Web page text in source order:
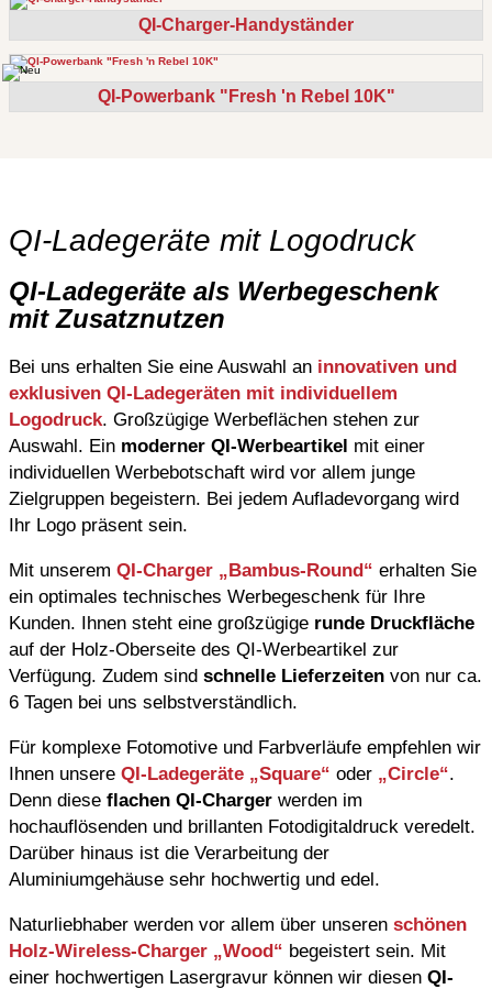
QI-Charger-Handyständer
QI-Powerbank "Fresh 'n Rebel 10K"
QI-Ladegeräte mit Logodruck
QI-Ladegeräte als Werbegeschenk
mit Zusatznutzen
Bei uns erhalten Sie eine Auswahl an innovativen und
exklusiven QI-Ladegeräten mit individuellem
Logodruck. Großzügige Werbeflächen stehen zur
Auswahl. Ein moderner QI-Werbeartikel mit einer
individuellen Werbebotschaft wird vor allem junge
Zielgruppen begeistern. Bei jedem Aufladevorgang wird
Ihr Logo präsent sein.
Mit unserem QI-Charger „Bambus-Round“ erhalten Sie
ein optimales technisches Werbegeschenk für Ihre
Kunden. Ihnen steht eine großzügige runde Druckfläche
auf der Holz-Oberseite des QI-Werbeartikel zur
Verfügung. Zudem sind schnelle Lieferzeiten von nur ca.
6 Tagen bei uns selbstverständlich.
Für komplexe Fotomotive und Farbverläufe empfehlen wir
Ihnen unsere QI-Ladegeräte „Square“ oder „Circle“.
Denn diese flachen QI-Charger werden im
hochauflösenden und brillanten Fotodigitaldruck veredelt.
Darüber hinaus ist die Verarbeitung der
Aluminiumgehäuse sehr hochwertig und edel.
Naturliebhaber werden vor allem über unseren schönen
Holz-Wireless-Charger „Wood“ begeistert sein. Mit
einer hochwertigen Lasergravur können wir diesen QI-